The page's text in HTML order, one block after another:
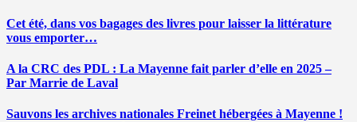
Cet été, dans vos bagages des livres pour laisser la littérature
vous emporter…
A la CRC des PDL : La Mayenne fait parler d’elle en 2025 –
Par Marrie de Laval
Sauvons les archives nationales Freinet hébergées à Mayenne !